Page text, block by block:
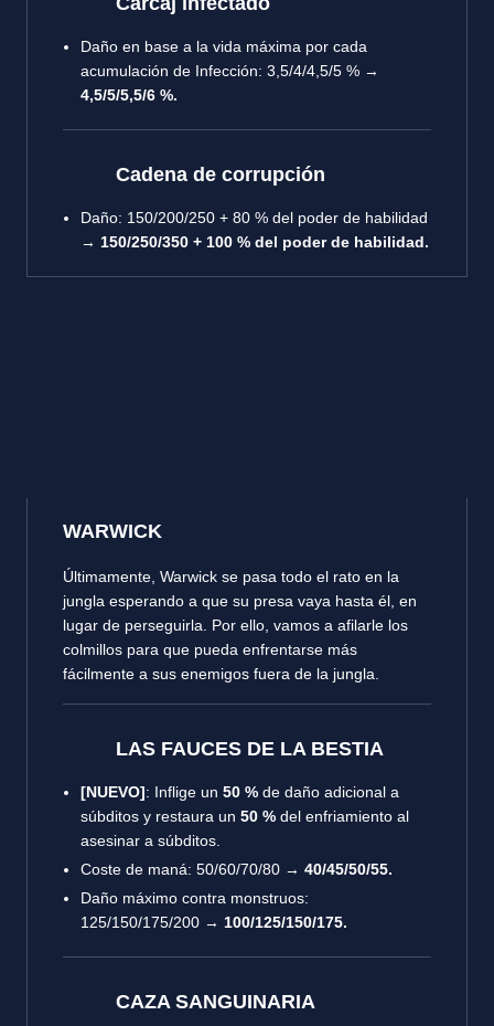
Daño en base a la vida máxima por cada
acumulación de Infección: 3,5/4/4,5/5 % →
4,5/5/5,5/6 %.
Cadena de corrupción
Daño: 150/200/250 + 80 % del poder de habilidad
→ 150/250/350 + 100 % del poder de habilidad.
WARWICK
Últimamente, Warwick se pasa todo el rato en la
jungla esperando a que su presa vaya hasta él, en
lugar de perseguirla. Por ello, vamos a afilarle los
colmillos para que pueda enfrentarse más
fácilmente a sus enemigos fuera de la jungla.
LAS FAUCES DE LA BESTIA
[NUEVO]: Inflige un 50 % de daño adicional a
súbditos y restaura un 50 % del enfriamiento al
asesinar a súbditos.
Coste de maná: 50/60/70/80 → 40/45/50/55.
Daño máximo contra monstruos:
125/150/175/200 → 100/125/150/175.
CAZA SANGUINARIA